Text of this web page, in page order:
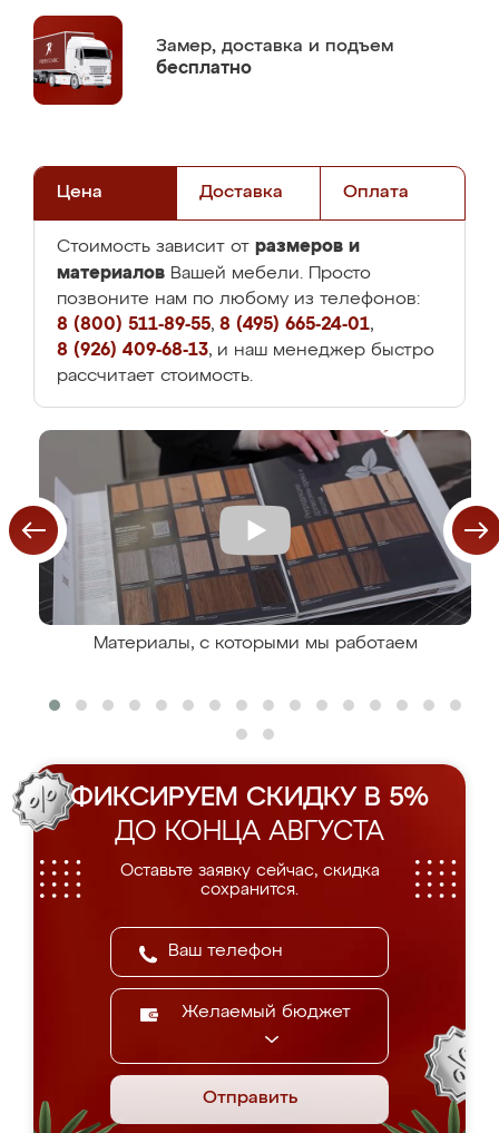
Замер, доставка и подъем
бесплатно
Цена Доставка Оплата
Стоимость зависит от размеров и
материалов Вашей мебели. Просто
позвоните нам по любому из телефонов:
8 (800) 511-89-55, 8 (495) 665-24-01,
8 (926) 409-68-13, и наш менеджер быстро
рассчитает стоимость.
Материалы, с которыми мы работаем
ФИКСИРУЕМ СКИДКУ В 5%
ДО КОНЦА АВГУСТА
Оставьте заявку сейчас, скидка
сохранится.
Желаемый бюджет
Отправить